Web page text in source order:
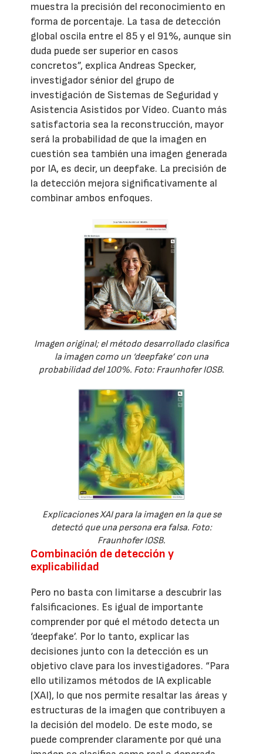
muestra la precisión del reconocimiento en
forma de porcentaje. La tasa de detección
global oscila entre el 85 y el 91%, aunque sin
duda puede ser superior en casos
concretos”, explica Andreas Specker,
investigador sénior del grupo de
investigación de Sistemas de Seguridad y
Asistencia Asistidos por Vídeo. Cuanto más
satisfactoria sea la reconstrucción, mayor
será la probabilidad de que la imagen en
cuestión sea también una imagen generada
por IA, es decir, un deepfake. La precisión de
la detección mejora significativamente al
combinar ambos enfoques.
Imagen original; el método desarrollado clasifica
la imagen como un ‘deepfake’ con una
probabilidad del 100%. Foto: Fraunhofer IOSB.
Explicaciones XAI para la imagen en la que se
detectó que una persona era falsa. Foto:
Fraunhofer IOSB.
Combinación de detección y
explicabilidad
Pero no basta con limitarse a descubrir las
falsificaciones. Es igual de importante
comprender por qué el método detecta un
‘deepfake’. Por lo tanto, explicar las
decisiones junto con la detección es un
objetivo clave para los investigadores. “Para
ello utilizamos métodos de IA explicable
(XAI), lo que nos permite resaltar las áreas y
estructuras de la imagen que contribuyen a
la decisión del modelo. De este modo, se
puede comprender claramente por qué una